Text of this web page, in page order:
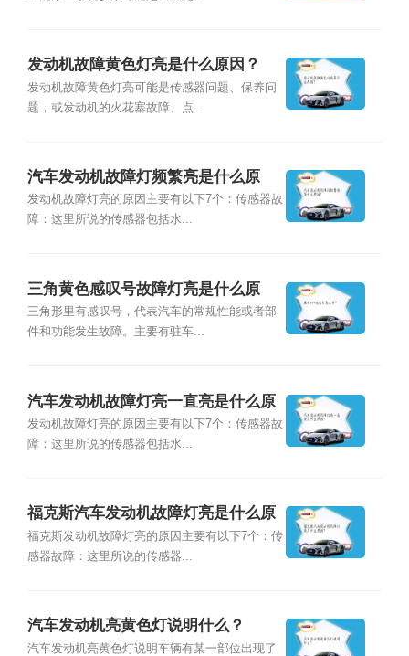
发动机故障黄色灯亮是什么原因？
发动机故障黄色灯亮可能是传感器问题、保养问
题，或发动机的火花塞故障、点...
汽车发动机故障灯频繁亮是什么原
因？
发动机故障灯亮的原因主要有以下7个：传感器故
障：这里所说的传感器包括水...
三角黄色感叹号故障灯亮是什么原
因？
三角形里有感叹号，代表汽车的常规性能或者部
件和功能发生故障。主要有驻车...
汽车发动机故障灯亮一直亮是什么原
因？
发动机故障灯亮的原因主要有以下7个：传感器故
障：这里所说的传感器包括水...
福克斯汽车发动机故障灯亮是什么原
因？
福克斯发动机故障灯亮的原因主要有以下7个：传
感器故障：这里所说的传感器...
汽车发动机亮黄色灯说明什么？
汽车发动机亮黄色灯说明车辆有某一部位出现了